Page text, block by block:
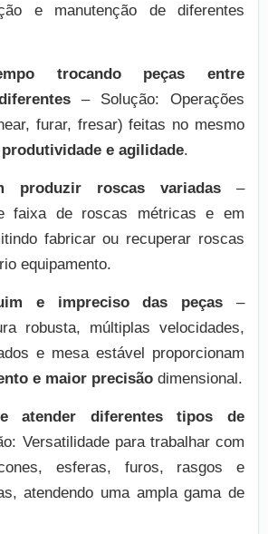
e manutenção de diferentes
trocando peças entre
– Solução: Operações
furar, fresar) feitas no mesmo
produtividade e agilidade
produzir roscas variadas –
faixa de roscas métricas e em
fabricar ou recuperar roscas
equipamento.
e impreciso das peças –
robusta, múltiplas velocidades,
e mesa estável proporcionam
e maior precisão dimensional.
atender diferentes tipos de
Versatilidade para trabalhar com
esferas, furos, rasgos e
atendendo uma ampla gama de